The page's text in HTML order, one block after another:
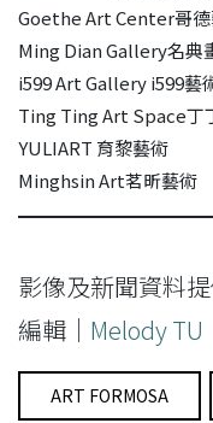
Goethe Art Center哥德
Ming Dian Gallery名典
i599 Art Gallery i599藝
Ting Ting Art Space丁
YULIART 育黎藝術
Minghsin Art茗昕藝術
影像及新聞資料提
編輯｜ Melody TU
ART FORMOSA